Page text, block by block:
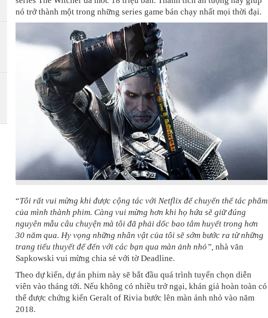
nó trở thành một trong những series game bán chạy nhất mọi thời đại.
“Tôi rất vui mừng khi được cộng tác với Netflix để chuyển thể tác phẩm
của mình thành phim. Càng vui mừng hơn khi họ hứa sẽ giữ đúng
nguyên mẫu câu chuyện mà tôi đã phải dốc bao tâm huyết trong hơn
30 năm qua. Hy vọng những nhân vật của tôi sẽ sớm bước ra từ những
trang tiểu thuyết để đến với các bạn qua màn ảnh nhỏ”, nhà văn
Sapkowski vui mừng chia sẻ với tờ Deadline.
Theo dự kiến, dự án phim này sẽ bắt đầu quá trình tuyển chọn diễn
viên vào tháng tới. Nếu không có nhiều trở ngại, khán giả hoàn toàn có
thể được chứng kiến Geralt of Rivia bước lên màn ảnh nhỏ vào năm
2018.